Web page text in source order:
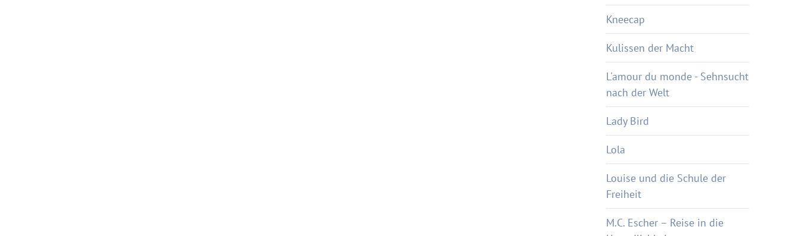
Kneecap
Kulissen der Macht
L'amour du monde - Sehnsucht
nach der Welt
Lady Bird
Lola
Louise und die Schule der
Freiheit
M.C. Escher – Reise in die